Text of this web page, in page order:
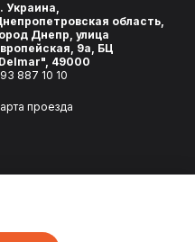
Украина,
область,
Днепр, улица
9а, БЦ
49000
887 10 10
проезда